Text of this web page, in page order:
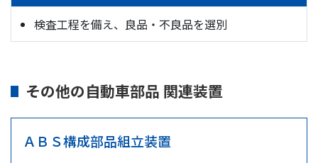
検査工程を備え、良品・不良品を選別
その他の自動車部品 関連装置
ＡＢＳ構成部品組立装置